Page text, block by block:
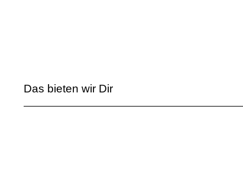
Das bieten wir Dir